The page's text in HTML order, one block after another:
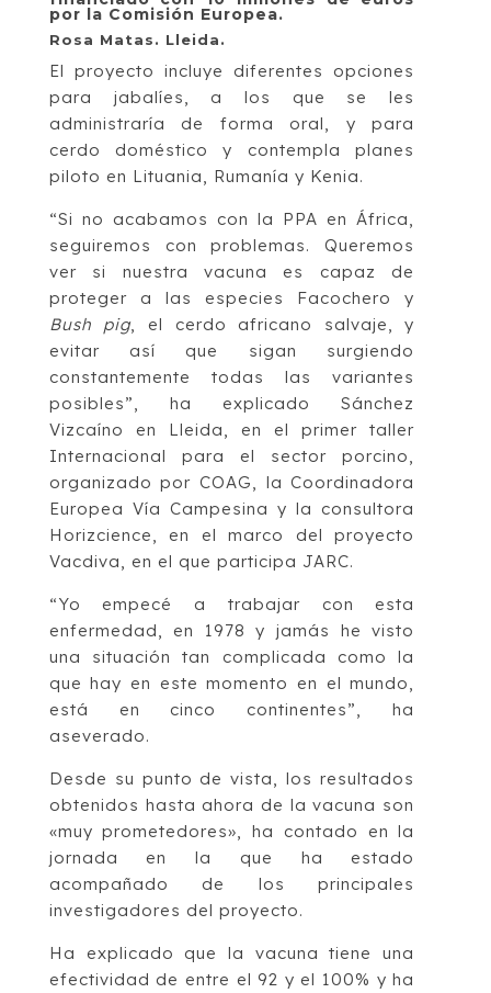
por la Comisión Europea.
Rosa Matas. Lleida.
El proyecto incluye diferentes opciones
para jabalíes, a los que se les
administraría de forma oral, y para
cerdo doméstico y contempla planes
piloto en Lituania, Rumanía y Kenia.
“Si no acabamos con la PPA en África,
seguiremos con problemas. Queremos
ver si nuestra vacuna es capaz de
proteger a las especies Facochero y
Bush pig, el cerdo africano salvaje, y
evitar así que sigan surgiendo
constantemente todas las variantes
posibles”, ha explicado Sánchez
Vizcaíno en Lleida, en el primer taller
Internacional para el sector porcino,
organizado por COAG, la Coordinadora
Europea Vía Campesina y la consultora
Horizcience, en el marco del proyecto
Vacdiva, en el que participa JARC.
“Yo empecé a trabajar con esta
enfermedad, en 1978 y jamás he visto
una situación tan complicada como la
que hay en este momento en el mundo,
está en cinco continentes”, ha
aseverado.
Desde su punto de vista, los resultados
obtenidos hasta ahora de la vacuna son
«muy prometedores», ha contado en la
jornada en la que ha estado
acompañado de los principales
investigadores del proyecto.
Ha explicado que la vacuna tiene una
efectividad de entre el 92 y el 100% y ha